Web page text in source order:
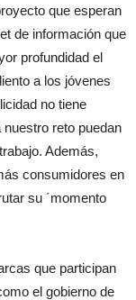
que esperan
de información que
profundidad el
a los jóvenes
no tiene
reto puedan
Además,
consumidores en
su ´momento
que participan
el gobierno de